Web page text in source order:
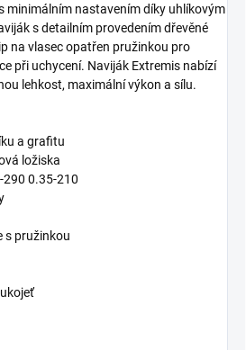
minimálním nastavením díky uhlíkovým
s detailním provedením dřevěné
na vlasec opatřen pružinkou pro
při uchycení. Naviják Extremis nabízí
lehkost, maximální výkon a sílu.
a grafitu
ložiska
0.35-210
s pružinkou